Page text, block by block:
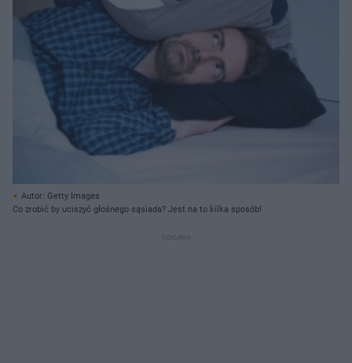
Autor: Getty Images
Co zrobić by uciszyć głośnego sąsiada? Jest na to kilka sposób!